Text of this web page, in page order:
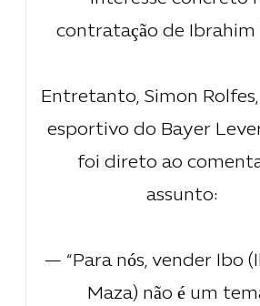
contratação de Ibrahim
Entretanto, Simon
esportivo do Bayer
foi direto ao
assunto:
— “Para nós, vender Ibo
Maza) não é um